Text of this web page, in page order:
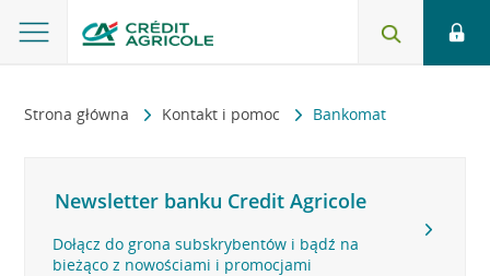
Strona główna Kontakt i pomoc Bankomat
Newsletter banku Credit Agricole
Dołącz do grona subskrybentów i bądź na
bieżąco z nowościami i promocjami